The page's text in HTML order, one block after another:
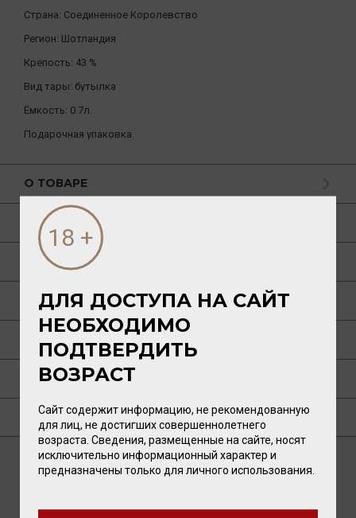
Страна: Соединенное Королевство
Регион: Шотландия
Крепость: 43 %
Вид тары: бутылка
Ёмкость: 0.7л.
Подарочная упаковка
О ТОВАРЕ
ГАСТРОНОМИЯ
О РЕГИОНЕ
О ПРОИЗВОДИТЕЛЕ
ПУБЛИКАЦИИ О ТОВАРЕ
ГДЕ КУПИТЬ?
ДЛЯ ДОСТУПА НА САЙТ
НЕОБХОДИМО
ПОДТВЕРДИТЬ
ВОЗРАСТ
Сайт содержит информацию, не рекомендованную
для лиц, не достигших совершеннолетнего
возраста. Сведения, размещенные на сайте, носят
исключительно информационный характер и
предназначены только для личного использования.